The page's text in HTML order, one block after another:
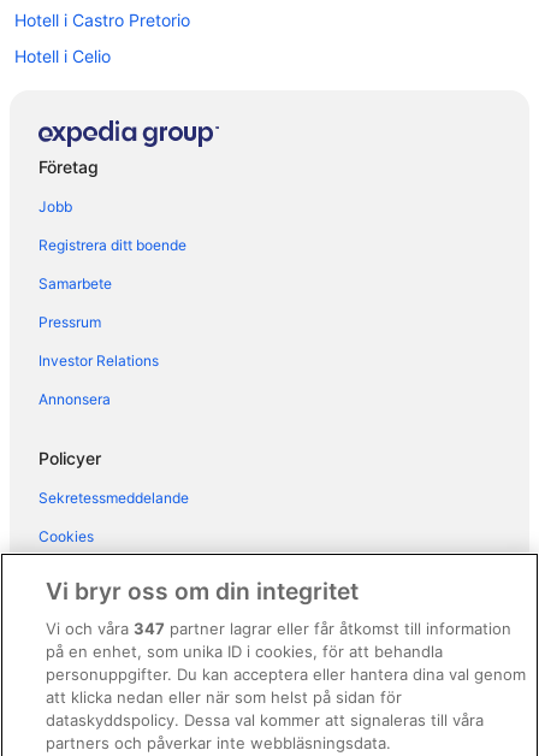
Hotell i Castro Pretorio
Hotell i Celio
Hotell i Della Vittoria
Hotell i Rom
Hotell i närheten av Rome Termini station
Hotell i Lazio
Hotell i närheten av Piazza Navona
Hotell i Prati
Hotell i Prenestino-Labicano
Hotell i Repubblica
Hotell i Rom centrum
Hotell i Rom
Hotell i Roms historiska stadsdel
Hotell i närheten av Spanska trappan
Företag
Jobb
Registrera ditt boende
Samarbete
Pressrum
Investor Relations
Annonsera
Policyer
Sekretessmeddelande
Cookies
Regler och villkor för Vrbo
Tillgänglighetsanpassning
Juridisk information/Kontakta oss
Vi bryr oss om din integritet
Vi och våra347 partner lagrar eller får åtkomst till information
på en enhet, som unika ID i cookies, för att behandla
personuppgifter. Du kan acceptera eller hantera dina val genom
att klicka nedan eller när som helst på sidan för
dataskyddspolicy. Dessa val kommer att signaleras till våra
partners och påverkar inte webbläsningsdata.